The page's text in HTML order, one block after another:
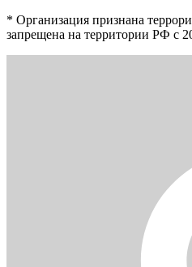
* Организация признана
запрещена на территории РФ с